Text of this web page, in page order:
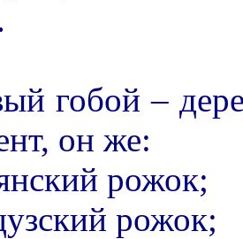
гобой–
он же:
рожок;
рожок;